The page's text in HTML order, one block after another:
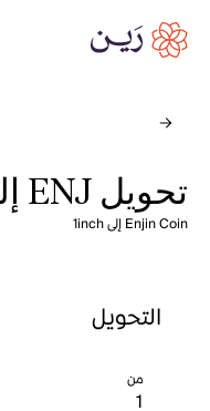
تحويل ENJ إلى 1INCH
Enjin Coin إلى 1inch
التحويل
من